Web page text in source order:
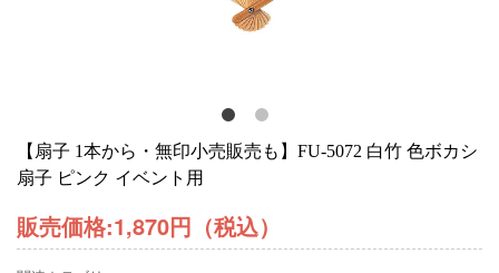
【扇子 1本から・無印小売販売も】FU-5072 白竹 色ボカシ
扇子 ピンク イベント用
販売価格:1,870円（税込）